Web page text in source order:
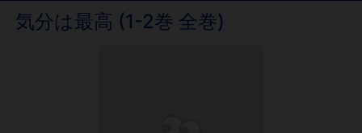
気分は最高 (1-2巻 全巻)